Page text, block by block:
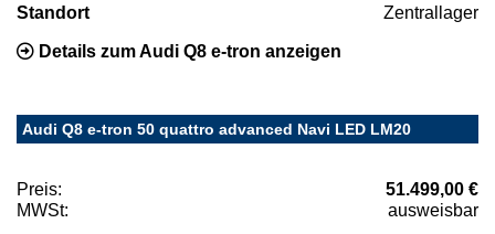
Standort Zentrallager
Details zum Audi Q8 e-tron anzeigen
Audi Q8 e-tron 50 quattro advanced Navi LED LM20
Preis:
51.499,00 €
MWSt:
ausweisbar